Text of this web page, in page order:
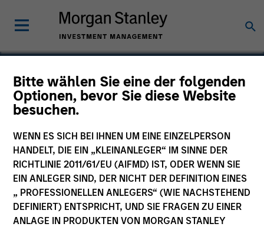
Bitte wählen Sie eine der folgenden
Optionen, bevor Sie diese Website
besuchen.
WENN ES SICH BEI IHNEN UM EINE EINZELPERSON
HANDELT, DIE EIN „KLEINANLEGER“ IM SINNE DER
RICHTLINIE 2011/61/EU (AIFMD) IST, ODER WENN SIE
EIN ANLEGER SIND, DER NICHT DER DEFINITION EINES
„ PROFESSIONELLEN ANLEGERS“ (WIE NACHSTEHEND
DEFINIERT) ENTSPRICHT, UND SIE FRAGEN ZU EINER
ANLAGE IN PRODUKTEN VON MORGAN STANLEY
Wendu Education